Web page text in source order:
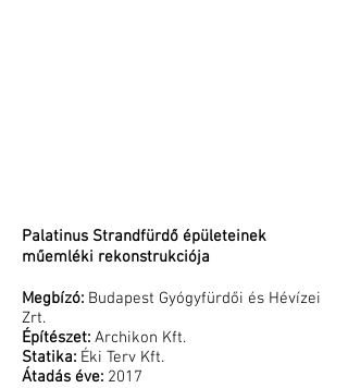
Palatinus Strandfürdő épületeinek
műemléki rekonstrukciója
Megbízó: Budapest Gyógyfürdői és Hévízei
Zrt.
Építészet: Archikon Kft.
Statika: Éki Terv Kft.
Átadás éve: 2017